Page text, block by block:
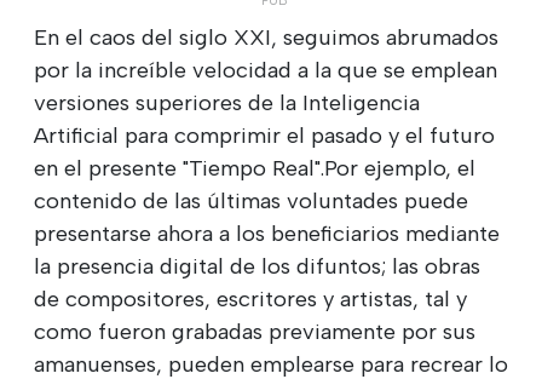
En el caos del siglo XXI, seguimos abrumados
por la increíble velocidad a la que se emplean
versiones superiores de la Inteligencia
Artificial para comprimir el pasado y el futuro
en el presente "Tiempo Real".Por ejemplo, el
contenido de las últimas voluntades puede
presentarse ahora a los beneficiarios mediante
la presencia digital de los difuntos; las obras
de compositores, escritores y artistas, tal y
como fueron grabadas previamente por sus
amanuenses, pueden emplearse para recrear lo